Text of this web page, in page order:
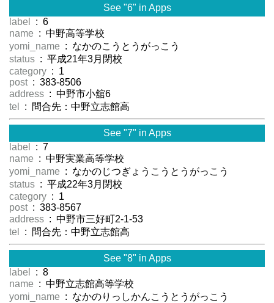
See "6" in Apps
label
: 6
name : 中野高等学校
yomi_name : なかのこうとうがっこう
status : 平成21年3月閉校
category : 1
post : 383-8506
address : 中野市小舘6
tel
: 問合先：中野立志館高
See "7" in Apps
label
: 7
name : 中野実業高等学校
yomi_name : なかのじつぎょうこうとうがっこう
status : 平成22年3月閉校
category : 1
post : 383-8567
address : 中野市三好町2-1-53
tel
: 問合先：中野立志館高
See "8" in Apps
label
: 8
name : 中野立志館高等学校
yomi_name : なかのりっしかんこうとうがっこう